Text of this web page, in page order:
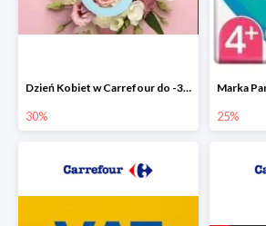
Dzień Kobiet w Carrefour do -30%
30% 25%